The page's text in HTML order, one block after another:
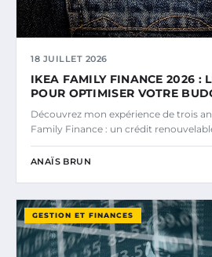
18 JUILLET 2026
IKEA FAMILY FINANCE 2026 :
POUR OPTIMISER VOTRE
Découvrez mon expérience de trois
Family Finance : un crédit
ANAÏS BRUN
GESTION ET FINANCES